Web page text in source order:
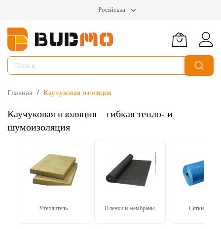
Російська
Главная Каучуковая изоляция
Каучуковая изоляция – гибкая тепло- и
шумоизоляция
Утеплитель Пленки и мембраны Сетки и